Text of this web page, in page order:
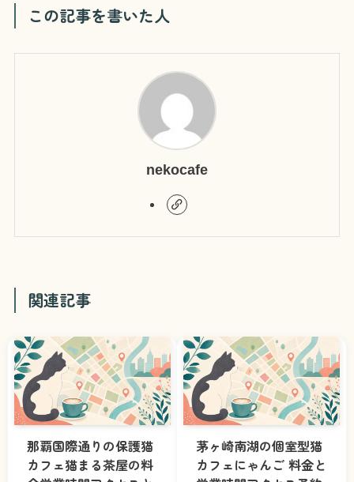
この記事を書いた人
nekocafe
関連記事
那覇国際通りの保護猫
カフェ猫まる茶屋の料
茅ヶ崎南湖の個室型猫
カフェにゃんご 料金と